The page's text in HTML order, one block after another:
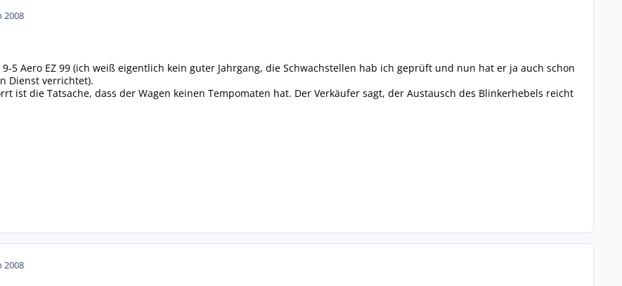
2008
5 Aero EZ 99 (ich weiß eigentlich kein guter Jahrgang, die Schwachstellen hab ich geprüft und nun hat er ja auch schon
Dienst verrichtet).
ist die Tatsache, dass der Wagen keinen Tempomaten hat. Der Verkäufer sagt, der Austausch des Blinkerhebels reicht
2008